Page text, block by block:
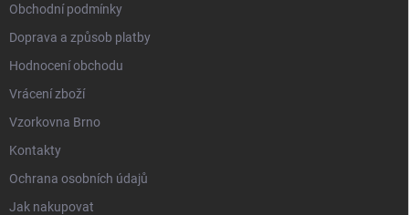
Obchodní podmínky
Doprava a způsob platby
Hodnocení obchodu
Vrácení zboží
Vzorkovna Brno
Kontakty
Ochrana osobních údajů
Jak nakupovat